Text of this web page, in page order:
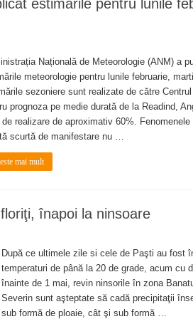
– locul unde natura a ascuns un izvor de
– avarie – 04.08.2026 – str. Văliugului și
– 04.08.2026 – avarie – Calea
avarie
estimările pentru lunile
Națională de Meteorologie (ANM) a
meteorologie pentru lunile februarie,
sezoniere sunt realizate de către
prognoza pe medie durată de la Readind,
de realizare de aproximativ 60%.
scurtă de manifestare nu …
mai mult
înapoi la ninsoare
După ce ultimele zile si cele de Paşti au fost
temperaturi de până la 20 de grade, acum cu
înainte de 1 mai, revin ninsorile în zona
Severin sunt aşteptate să cadă precipitaţii
sub formă de ploaie, cât şi sub formă …